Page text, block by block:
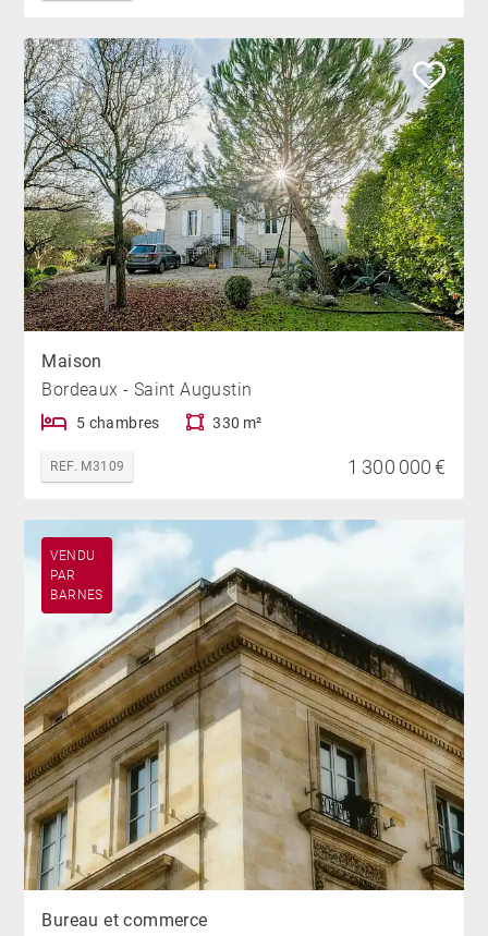
Maison
Bordeaux - Saint Augustin
5 chambres 330 m²
REF. M3109 1 300 000 €
VENDU
PAR
BARNES
Bureau et commerce